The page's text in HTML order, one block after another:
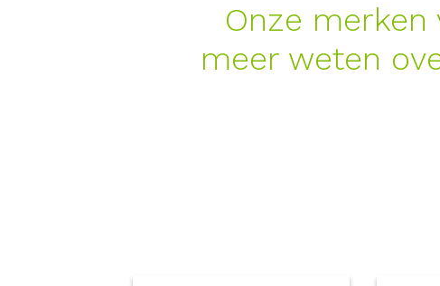
Onze
meer weten